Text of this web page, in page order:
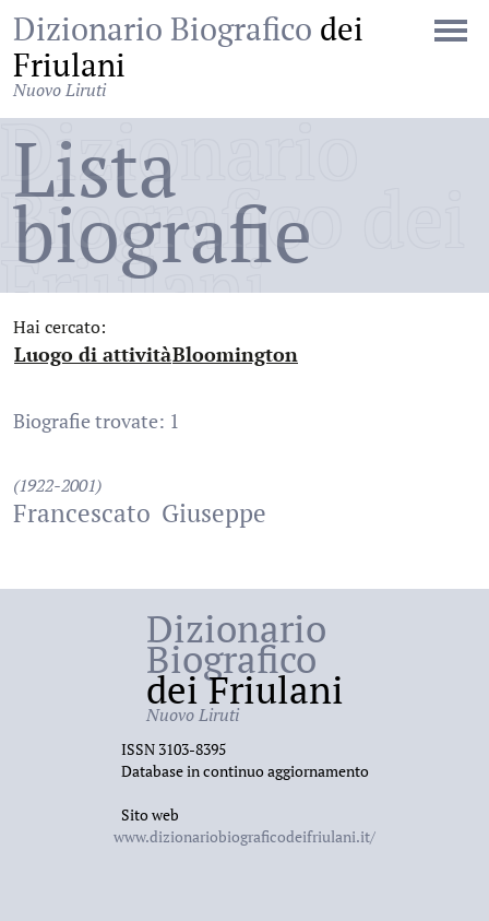
Dizionario Biografico dei
Friulani
Nuovo Liruti
Dizionario
Biografico dei
Friulani
Lista
biografie
Hai cercato:
Luogo di attività
:Bloomington
Biografie trovate: 1
(1922-2001)
Francescato Giuseppe
Dizionario
Biografico
dei Friulani
Nuovo Liruti
ISSN 3103-8395
Database in continuo aggiornamento
Sito web
www.dizionariobiograficodeifriulani.it/